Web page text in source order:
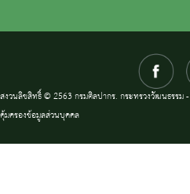
สงวนลิขสิทธิ์ © 2563 กรมศิลปากร. กระทรวงวัฒนธรรม -
คุ้มครองข้อมูลส่วนบุคคล